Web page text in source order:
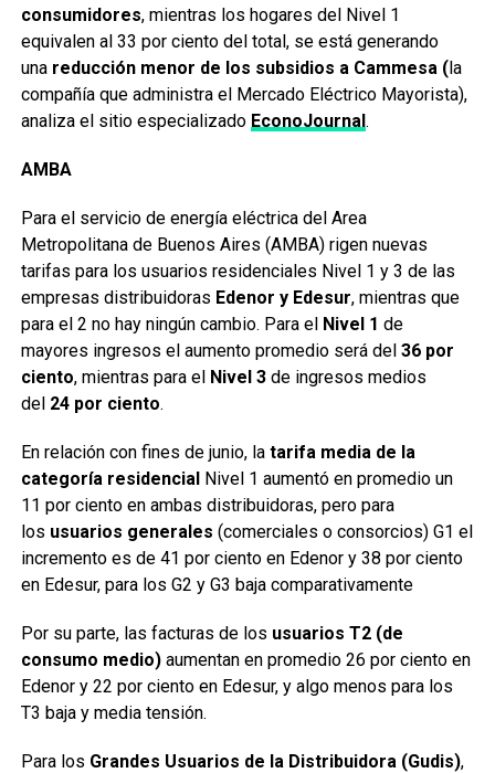
consumidores, mientras los hogares del Nivel 1
equivalen al 33 por ciento del total, se está generando
una reducción menor de los subsidios a Cammesa(la
compañía que administra el Mercado Eléctrico Mayorista),
analiza el sitio especializado EconoJournal.
AMBA
Para el servicio de energía eléctrica del Area
Metropolitana de Buenos Aires (AMBA) rigen nuevas
tarifas para los usuarios residenciales Nivel 1 y 3 de las
empresas distribuidoras Edenor y Edesur, mientras que
para el 2 no hay ningún cambio. Para el Nivel 1 de
mayores ingresos el aumento promedio será del 36 por
ciento, mientras para el Nivel 3de ingresos medios
del 24 por ciento.
En relación con fines de junio, la tarifa media de la
categoría residencialNivel 1 aumentó en promedio un
11 por ciento en ambas distribuidoras, pero para
los usuarios generales (comerciales o consorcios) G1 el
incremento es de 41 por ciento en Edenor y 38 por ciento
en Edesur, para los G2 y G3 baja comparativamente
Por su parte, las facturas de los usuarios T2 (de
consumo medio)aumentan en promedio 26 por ciento en
Edenor y 22 por ciento en Edesur, y algo menos para los
T3 baja y media tensión.
Para los Grandes Usuarios de la Distribuidora (Gudis),